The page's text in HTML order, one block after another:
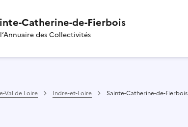
Catherine-de-Fierbois
des Collectivités
Val de Loire Indre-et-Loire Sainte-Catherine-de-Fierbois